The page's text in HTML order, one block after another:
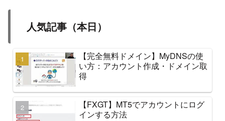
人気記事（本日）
【完全無料ドメイン】MyDNSの使
い方：アカウント作成・ドメイン取
得
【FXGT】MT5でアカウントにログ
インする方法